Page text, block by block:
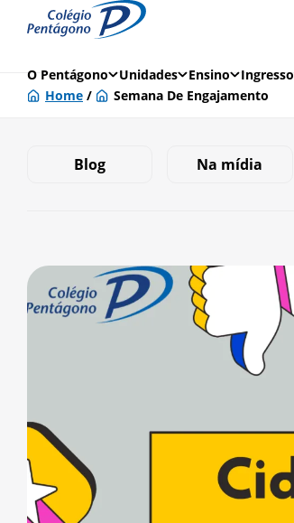
O Pentágono Unidades Ensino Ingresso
Home / Semana De Engajamento
Blog Na mídia